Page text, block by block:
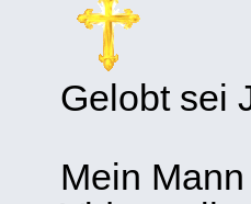
Gelobt sei
Mein